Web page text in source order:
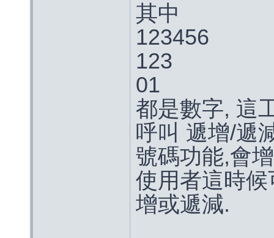
其中
123456
123
01
都是數字, 這
呼叫 遞增/遞
號碼功能,會
使用者這時
增或遞減.